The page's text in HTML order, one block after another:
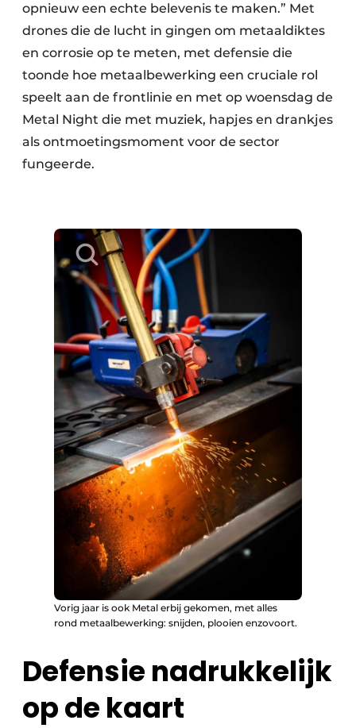
opnieuw een echte belevenis te maken.” Met
drones die de lucht in gingen om metaaldiktes
en corrosie op te meten, met defensie die
toonde hoe metaalbewerking een cruciale rol
speelt aan de frontlinie en met op woensdag de
Metal Night die met muziek, hapjes en drankjes
als ontmoetingsmoment voor de sector
fungeerde.
Vorig jaar is ook Metal erbij gekomen, met alles
rond metaalbewerking: snijden, plooien enzovoort.
Defensie nadrukkelijk
op de kaart